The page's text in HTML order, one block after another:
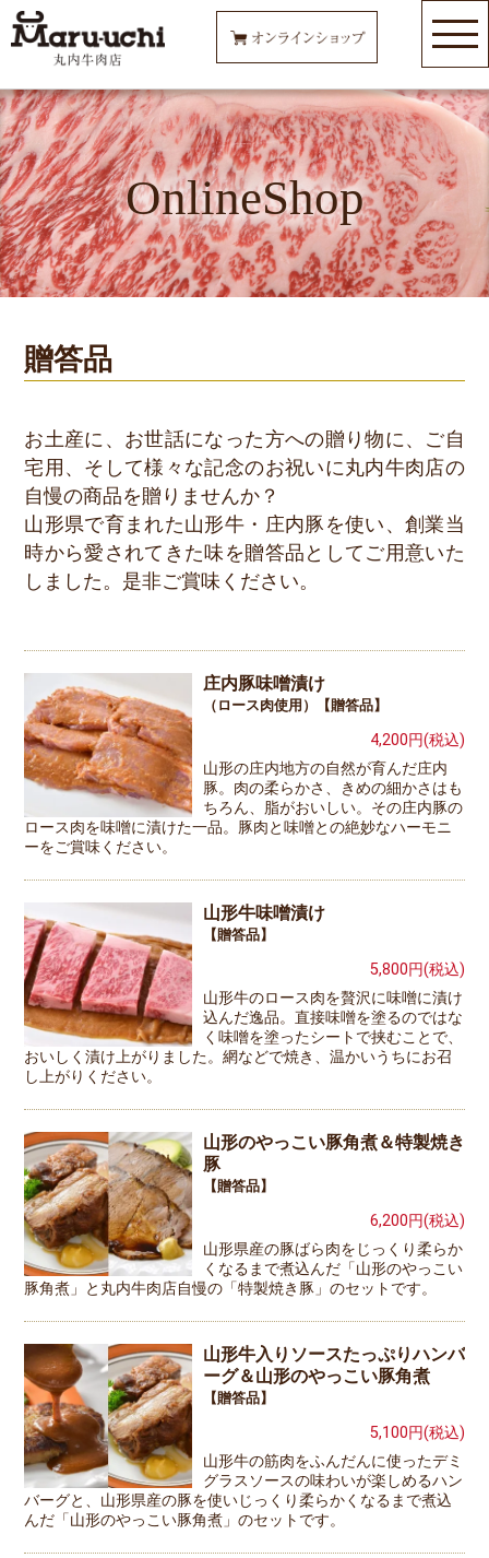
OnlineShop
贈答品
お土産に、お世話になった方への贈り物に、ご自
宅用、そして様々な記念のお祝いに丸内牛肉店の
自慢の商品を贈りませんか？
山形県で育まれた山形牛・庄内豚を使い、創業当
時から愛されてきた味を贈答品としてご用意いた
しました。是非ご賞味ください。
庄内豚味噌漬け
（ロース肉使用）【贈答品】
4,200円(税込)
山形の庄内地方の自然が育んだ庄内
豚。肉の柔らかさ、きめの細かさはも
ちろん、脂がおいしい。その庄内豚の
ロース肉を味噌に漬けた一品。豚肉と味噌との絶妙なハーモニ
ーをご賞味ください。
山形牛味噌漬け
【贈答品】
5,800円(税込)
山形牛のロース肉を贅沢に味噌に漬け
込んだ逸品。直接味噌を塗るのではな
く味噌を塗ったシートで挟むことで、
おいしく漬け上がりました。網などで焼き、温かいうちにお召
し上がりください。
山形のやっこい豚角煮＆特製焼き
豚
【贈答品】
6,200円(税込)
山形県産の豚ばら肉をじっくり柔らか
くなるまで煮込んだ「山形のやっこい
豚角煮」と丸内牛肉店自慢の「特製焼き豚」のセットです。
山形牛入りソースたっぷりハンバ
ーグ＆山形のやっこい豚角煮
【贈答品】
5,100円(税込)
山形牛の筋肉をふんだんに使ったデミ
グラスソースの味わいが楽しめるハン
バーグと、山形県産の豚を使いじっくり柔らかくなるまで煮込
んだ「山形のやっこい豚角煮」のセットです。